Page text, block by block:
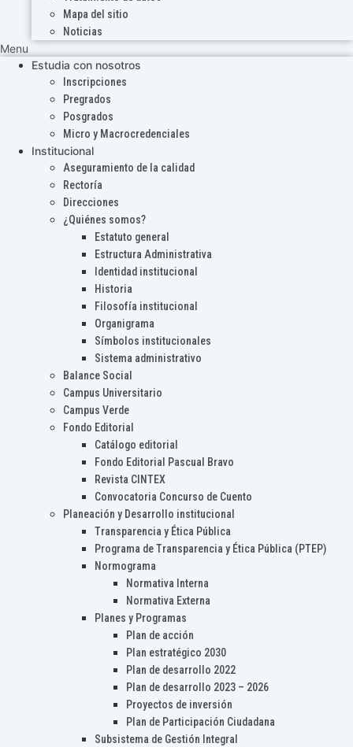
Mapa del sitio
Noticias
Menu
Estudia con nosotros
Inscripciones
Pregrados
Posgrados
Micro y Macrocredenciales
Institucional
Aseguramiento de la calidad
Rectoría
Direcciones
¿Quiénes somos?
Estatuto general
Estructura Administrativa
Identidad institucional
Historia
Filosofía institucional
Organigrama
Símbolos institucionales
Sistema administrativo
Balance Social
Campus Universitario
Campus Verde
Fondo Editorial
Catálogo editorial
Fondo Editorial Pascual Bravo
Revista CINTEX
Convocatoria Concurso de Cuento
Planeación y Desarrollo institucional
Transparencia y Ética Pública
Programa de Transparencia y Ética Pública (PTEP)
Normograma
Normativa Interna
Normativa Externa
Planes y Programas
Plan de acción
Plan estratégico 2030
Plan de desarrollo 2022
Plan de desarrollo 2023 – 2026
Proyectos de inversión
Plan de Participación Ciudadana
Subsistema de Gestión Integral